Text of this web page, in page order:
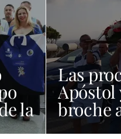
la
Las
Apóstol
broche
2026